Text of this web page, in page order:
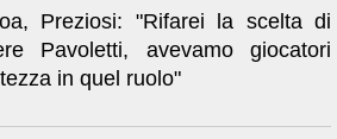
Preziosi: "Rifarei la scelta di
Pavoletti, avevamo giocatori
in quel ruolo"